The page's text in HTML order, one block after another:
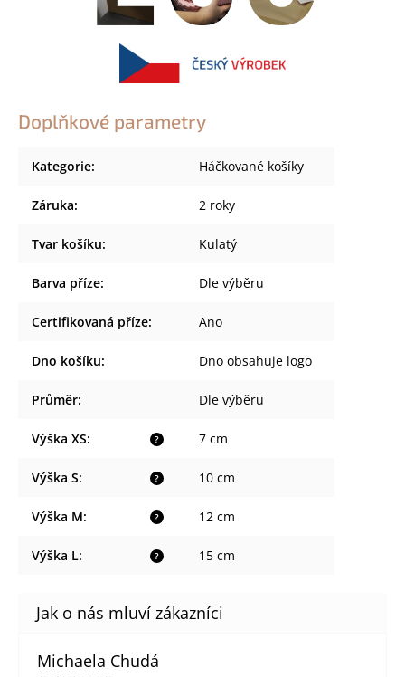
Doplňkové parametry
Kategorie: Háčkované košíky
Záruka: 2 roky
Tvar košíku: Kulatý
Barva příze: Dle výběru
Certifikovaná příze: Ano
Dno košíku: Dno obsahuje logo
Průměr: Dle výběru
?
Výška XS: 7 cm
?
Výška S: 10 cm
?
Výška M: 12 cm
?
Výška L: 15 cm
Michaela Chudá